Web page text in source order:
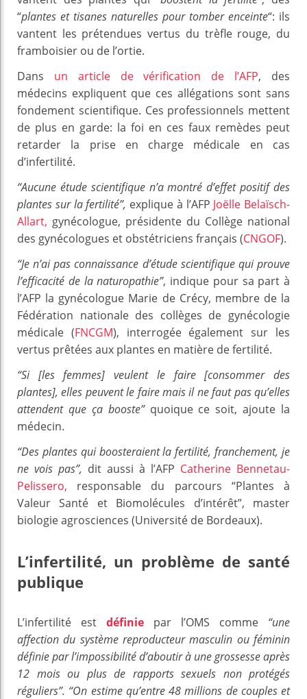
“plantes et tisanes naturelles pour tomber enceinte“: ils
vantent les prétendues vertus du trèfle rouge, du
framboisier ou de l’ortie.
Dans un article de vérification de l’AFP, des
médecins expliquent que ces allégations sont sans
fondement scientifique. Ces professionnels mettent
de plus en garde: la foi en ces faux remèdes peut
retarder la prise en charge médicale en cas
d’infertilité.
“Aucune étude scientifique n’a montré d’effet positif des
plantes sur la fertilité”, explique à l’AFP Joëlle Belaïsch-
Allart, gynécologue, présidente du Collège national
des gynécologues et obstétriciens français (CNGOF).
“Je n’ai pas connaissance d’étude scientifique qui prouve
l’efficacité de la naturopathie”, indique pour sa part à
l’AFP la gynécologue Marie de Crécy, membre de la
Fédération nationale des collèges de gynécologie
médicale (FNCGM), interrogée également sur les
vertus prêtées aux plantes en matière de fertilité.
“Si [les femmes] veulent le faire [consommer des
plantes], elles peuvent le faire mais il ne faut pas qu’elles
attendent que ça booste”quoique ce soit, ajoute la
médecin.
“Des plantes qui boosteraient la fertilité, franchement, je
ne vois pas”, dit aussi à l’AFP Catherine Bennetau-
Pelissero, responsable du parcours “Plantes à
Valeur Santé et Biomolécules d’intérêt”, master
biologie agrosciences (Université de Bordeaux).
L’infertilité, un problème de santé
publique
L’infertilité est définie par l’OMS comme “une
affection du système reproducteur masculin ou féminin
définie par l’impossibilité d’aboutir à une grossesse après
12 mois ou plus de rapports sexuels non protégés
réguliers”. “On estime qu’entre 48 millions de couples et